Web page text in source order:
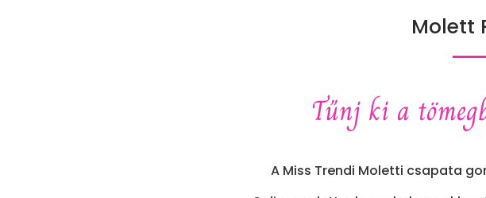
Molett
Tűnj ki a
A Miss Trendi Moletti csapata